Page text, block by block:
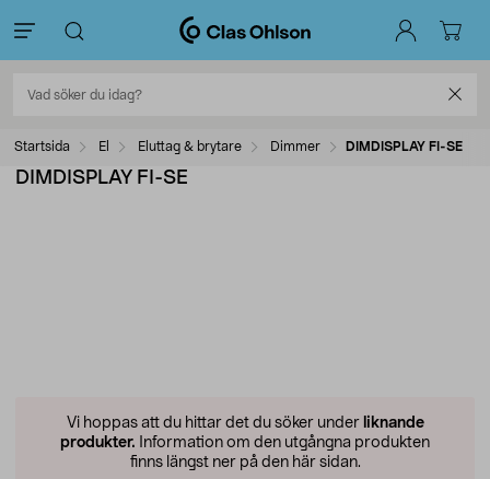
Startsida El Eluttag & brytare Dimmer DIMDISPLAY FI-SE
DIMDISPLAY FI-SE
Vi hoppas att du hittar det du söker under liknande
produkter. Information om den utgångna produkten
finns längst ner på den här sidan.